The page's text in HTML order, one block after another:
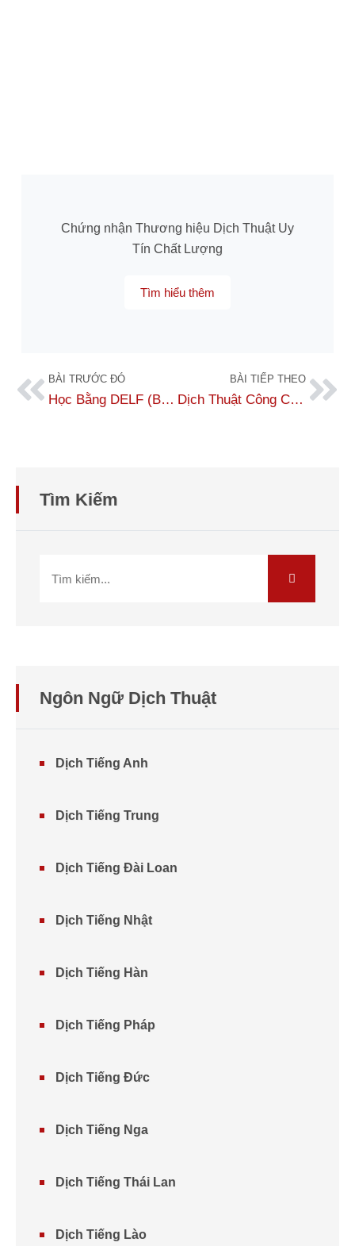
Chứng nhận Thương hiệu Dịch Thuật Uy
Tín Chất Lượng
Tìm hiểu thêm
BÀI TRƯỚC ĐÓ
Học Bằng DELF (B2) Tiếng Pháp Mất Bao Lâu?
BÀI TIẾP THEO
Dịch Thuật Công Chứng Giấy Chứng Nhận Kết Hôn Tiếng Pháp Uy Tín, Chuẩn Pháp Lý
Tìm Kiếm
Ngôn Ngữ Dịch Thuật
Dịch Tiếng Anh
Dịch Tiếng Trung
Dịch Tiếng Đài Loan
Dịch Tiếng Nhật
Dịch Tiếng Hàn
Dịch Tiếng Pháp
Dịch Tiếng Đức
Dịch Tiếng Nga
Dịch Tiếng Thái Lan
Dịch Tiếng Lào